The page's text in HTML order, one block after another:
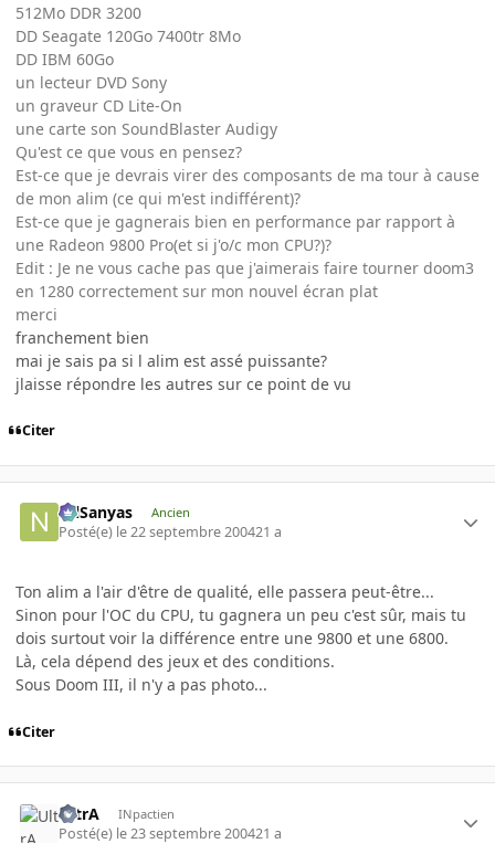
512Mo DDR 3200
DD Seagate 120Go 7400tr 8Mo
DD IBM 60Go
un lecteur DVD Sony
un graveur CD Lite-On
une carte son SoundBlaster Audigy
Qu'est ce que vous en pensez?
Est-ce que je devrais virer des composants de ma tour à cause
de mon alim (ce qui m'est indifférent)?
Est-ce que je gagnerais bien en performance par rapport à
une Radeon 9800 Pro(et si j'o/c mon CPU?)?
Edit : Je ne vous cache pas que j'aimerais faire tourner doom3
en 1280 correctement sur mon nouvel écran plat
merci
franchement bien
mai je sais pa si l alim est assé puissante?
jlaisse répondre les autres sur ce point de vu
Citer
NilSanyas Ancien
Posté(e) le 22 septembre 200421 a
Ton alim a l'air d'être de qualité, elle passera peut-être...
Sinon pour l'OC du CPU, tu gagnera un peu c'est sûr, mais tu
dois surtout voir la différence entre une 9800 et une 6800.
Là, cela dépend des jeux et des conditions.
Sous Doom III, il n'y a pas photo...
Citer
UltrA INpactien
Posté(e) le 23 septembre 200421 a